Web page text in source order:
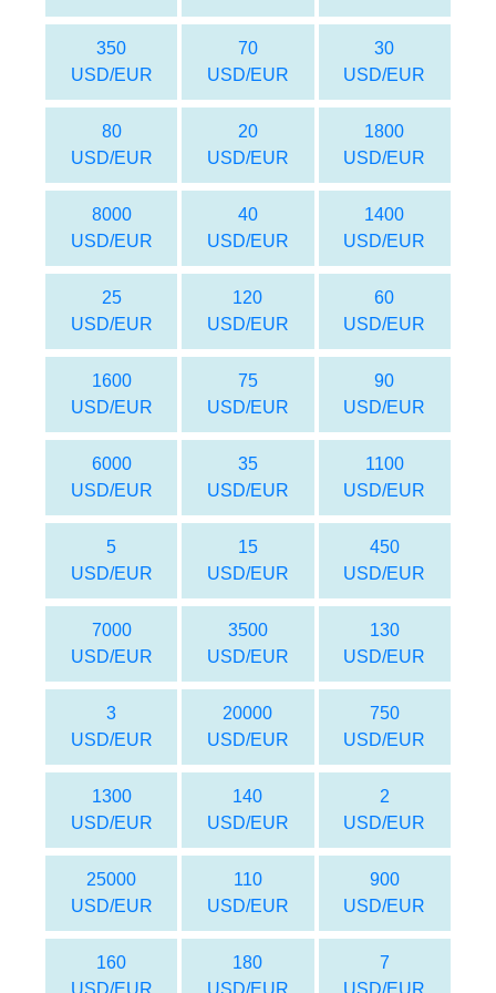
30
USD/EUR
70
USD/EUR
350
USD/EUR
1800
USD/EUR
20
USD/EUR
80
USD/EUR
1400
USD/EUR
40
USD/EUR
8000
USD/EUR
60
USD/EUR
120
USD/EUR
25
USD/EUR
90
USD/EUR
75
USD/EUR
1600
USD/EUR
1100
USD/EUR
35
USD/EUR
6000
USD/EUR
450
USD/EUR
15
USD/EUR
5
USD/EUR
130
USD/EUR
3500
USD/EUR
7000
USD/EUR
750
USD/EUR
20000
USD/EUR
3
USD/EUR
2
USD/EUR
140
USD/EUR
1300
USD/EUR
900
USD/EUR
110
USD/EUR
25000
USD/EUR
7
USD/EUR
180
USD/EUR
160
USD/EUR